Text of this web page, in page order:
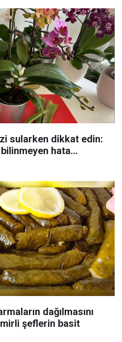
sularken dikkat edin:
hata...
dağılmasını
şeflerin basit